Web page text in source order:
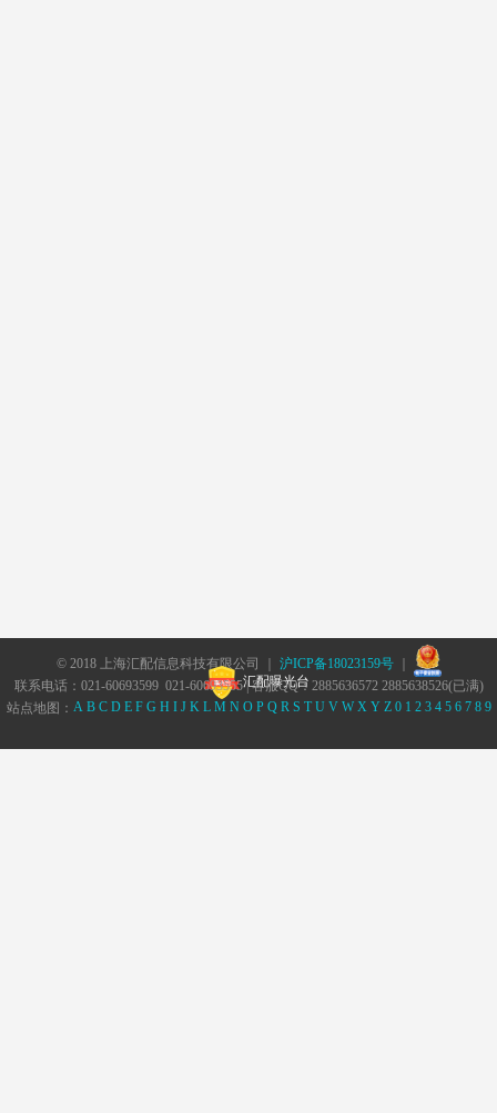
© 2018 上海汇配信息科技有限公司 ｜ 沪ICP备18023159号｜
汇配曝光台
联系电话：021-60693599 021-60693555 | 客服QQ：2885636572 2885638526(已满)
站点地图： A B C D E F G H I J K L M N O P Q R S T U V W X Y Z 0 1 2 3 4 5 6 7 8 9